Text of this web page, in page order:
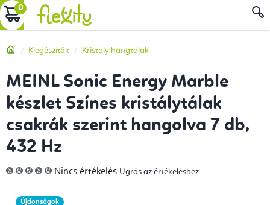
Ugrás
a
tartalomhoz
KOSÁR
Kezdőlap
Kiegészítők Kristály hangtálak
MEINL Sonic Energy Marble
készlet Színes kristálytálak
csakrák szerint hangolva 7 db,
432 Hz
A
termék
5-
Nincs értékelés Ugrás az értékeléshez
Újdonságok